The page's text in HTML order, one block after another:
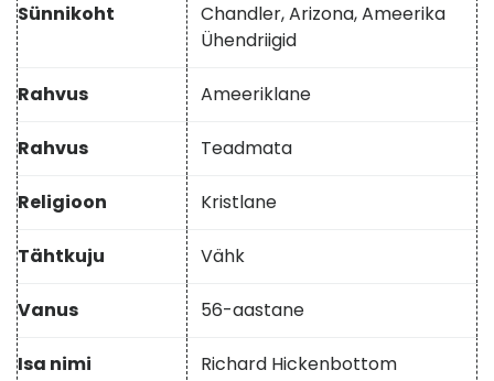
Sünnikoht
Chandler, Arizona, Ameerika
Ühendriigid
Rahvus Ameeriklane
Rahvus Teadmata
Religioon Kristlane
Tähtkuju Vähk
Vanus 56-aastane
Isa nimi Richard Hickenbottom